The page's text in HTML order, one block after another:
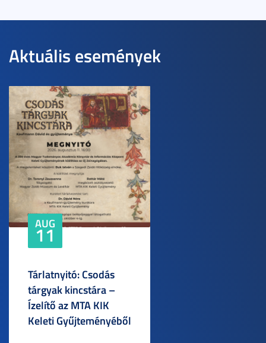
Aktuális események
AUG
11
Tárlatnyitó: Csodás
tárgyak kincstára –
Ízelítő az MTA KIK
Keleti Gyűjteményéből